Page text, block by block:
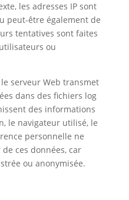
les adresses IP sont
peut-être également de
tentatives sont faites
ou
serveur Web transmet
dans des fichiers log
des informations
le navigateur utilisé, le
personnelle ne
ces données, car
ou anonymisée.